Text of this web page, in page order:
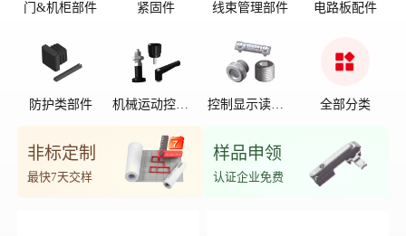
门&机柜部件 紧固件 线束管理部件 电路板配件
防护类部件
机械运动控制
控制显示读数
全部分类
非标定制
最快7天交样
样品申领
认证企业免费